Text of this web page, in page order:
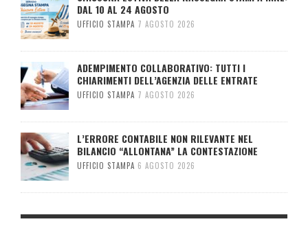
DAL 10 AL 24 AGOSTO
UFFICIO STAMPA 7 AGOSTO 2026
ADEMPIMENTO COLLABORATIVO: TUTTI I
CHIARIMENTI DELL’AGENZIA DELLE ENTRATE
UFFICIO STAMPA 7 AGOSTO 2026
L’ERRORE CONTABILE NON RILEVANTE NEL
BILANCIO “ALLONTANA” LA CONTESTAZIONE
UFFICIO STAMPA 6 AGOSTO 2026